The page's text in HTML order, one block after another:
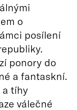
o
posílení
ponory do
a fantaskní.
a tíhy
válečné